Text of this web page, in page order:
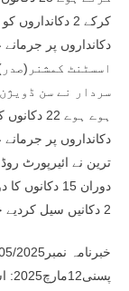
دکانداروں پر جرمانے
اسسٹنٹ
سردار نے سن
دکانداروں پر
ترین نے ائیرپورٹ
2 دکانیں سیل کردیے جبکہ 5 دکانداروں پر جرمانے عائد کردیے۔
خبرنامہ نمبر1805/2025